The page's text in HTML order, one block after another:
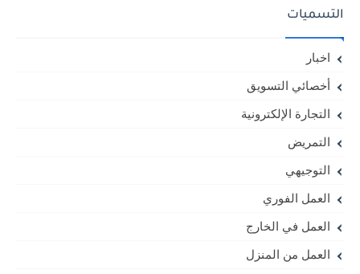
التسميات
اخبار
أخصائي التسويق
التجارة الإلكترونية
التمريض
التوجيهي
العمل الفوري
العمل في الخارج
العمل من المنزل